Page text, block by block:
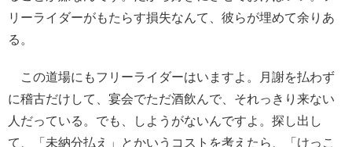
リーライダーがもたらす損失なんて、彼らが埋めて余りあ
る。
この道場にもフリーライダーはいますよ。月謝を払わず
に稽古だけして、宴会でただ酒飲んで、それっきり来ない
人だっている。でも、しようがないんですよ。探し出し
て、「未納分払え」とかいうコストを考えたら、「けっこ